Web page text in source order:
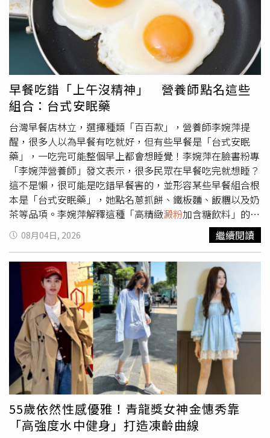
藥？醫揭「自行停藥」也有風險 身心兼顧護母嬰健康
https://www.healthnews.com.tw/readnews.php?
id=69250
飽，因此即使經常享用火鍋，也能減少身體負擔、維持理想
體態。除了維持身材，她也大方分享養髮祕訣，包括平時多
補充蛋白質、Omega-3魚油、鋅、維生素B群及鐵質，維持
充足睡眠、避免過度焦慮，吹頭髮時不要使用過高溫度，並
保持均衡飲食。她更笑說，自己的
IG）局部贅肉精準打擊：100 下畫圈、波比跳激活全身面對
模特兒最在意的死角（如副乳、掰掰肉與側腰），Seung-
Mee Lee 有一套專門的對付方法。針對手臂掰掰肉，她會兩
手伸直持續「畫圈」或「上下揮動」100 次以上；側腰則靠
皮拉提斯的側向拉伸。如果想消除腹部贅肉，她建議多喝綠
茶幫助代謝；而大腿與臀部則靠壺鈴、深蹲與弓箭步來激
活。最後，她會以「波比跳」25 個為一組，重複 4 組來進
行高強度的全身燃脂。（圖／取自 xeungmee 小紅書）拒
絕「拿鐵與外送」：堅持在家吃乾淨食物進入身材管理期
時，Seung-Mee Lee 對零食非常挑剔，第一步就是「戒掉
拿鐵」並嚴格控管高糖食物的攝取。她強調，與其點外送或
在餐廳用餐，不如在家親自準備「乾淨飲食」。選擇原型食
材、減少過度調味，這種對食物源頭的堅持，不僅讓體重下
降，更能讓皮膚由內而外散發健康光澤。（圖／取自
xeungmee IG）晨間內服保養：橄欖油與維生素的健康組合
除了外在運動，內在的營養補給也是她的秘密武器。Seung-
Mee Lee 習慣在早上空腹時服用維生素與橄欖油膠囊。她認
為直接喝橄欖油雖然有效但較為麻煩，選擇膠囊形式更易於
堅持。優質的油脂能幫助腸道潤滑、穩定血糖，再搭配維他
命 C 補充一天所需的能量，是她開啟充滿活力的一天的標準
配備。（圖／取自 xeungmee IG）
早餐吃錯「上午沒精神」 營養師點名這些
組合：台式安眠藥
台灣早餐店林立，選擇種類「百百款」，營養師李婉萍提
醒，很多人以為早餐有吃就好，但有些早餐是「台式安眠
藥」，一吃完可能整個早上都會想睡覺！李婉萍在臉書粉專
「李婉萍營養師」發文表示，很多民眾在早餐吃完就想睡？
這不是懶，很可能是吃錯早餐害的，並形容某些早餐組合根
本是「台式安眠藥」，她點名蔥抓餅、鐵板麵、飯糰以及奶
茶等品項。李婉萍解釋這種「高精緻澱粉加含糖飲料」的組
合，就是「天然合法的安眠藥」，吃完很可能會出現以下狀
況：1.上午一直打哈欠2.開會沒精神3.下午又開始想吃甜食
李婉萍提到不是早餐不能吃，而是少了「蛋白質」這個關
鍵，她建議早餐至少加一份蛋白質如蛋、豆漿、鮮奶、肉類
等，並說明如果真要吃，飯糰可選紫米飯糰，內餡加蛋、豆
干、鮪魚；鐵板麵記得加蛋，最好奶茶換鮮奶茶；蔥抓餅不
要只吃原味，加蛋或加肉會比較穩當；奶茶可以換成無糖豆
漿、鮮奶或無糖茶。李婉萍提醒，早餐不是吃飽就好！吃對
了，才有精神面對辛苦的一天。
08月04日, 2026 繼續閱讀
55歲依然性感優雅！青龍獎女神金憓秀靠
「高強度水中健身」打造凍齡曲線